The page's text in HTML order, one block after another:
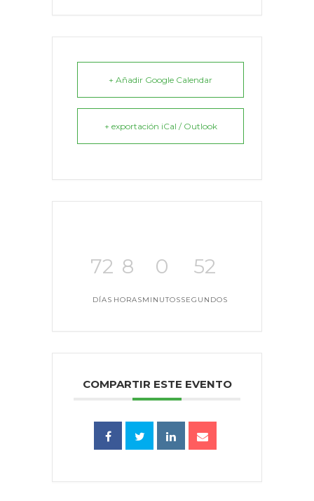
+ Añadir Google Calendar
+ exportación iCal / Outlook
72
DÍAS
8
HORAS
0
MINUTOS
52
SEGUNDOS
COMPARTIR ESTE EVENTO